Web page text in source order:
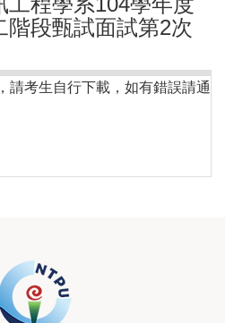
階段甄試面試第2次
請考生自行下載，如有錯誤請通